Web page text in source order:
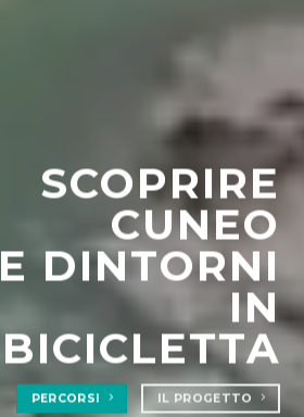
SCOPRIRE
CUNEO
E DINTORNI
IN
BICICLETTA
PERCORSI IL PROGETTO